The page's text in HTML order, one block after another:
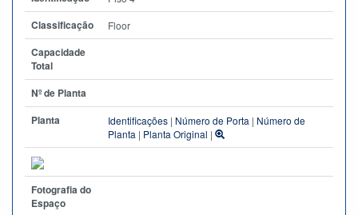
Classificação Floor
Capacidade
Total
Nº de Planta
Planta
Identificações | Número de Porta | Número de
Planta | Planta Original |
Fotografia do
Espaço